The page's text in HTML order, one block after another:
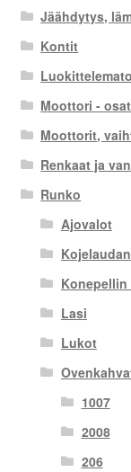
Jäähdytys,
Kontit
Moottori -
Moottorit,
Renkaat ja
Runko
Ajovalot
Konepellin
Lasi
Lukot
1007
2008
206